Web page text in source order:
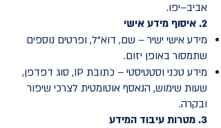
אביב–יפו.
2. איסוף מידע אישי
מידע אישי ישיר – שם, דוא"ל, ופרטים נוספים
שתמסור באופן יזום.
מידע טכני וסטטיסטי – כתובת IP, סוג דפדפן,
שעות שימוש, הנאסף אוטומטית לצרכי שיפור
ובקרה.
3. מטרות עיבוד המידע